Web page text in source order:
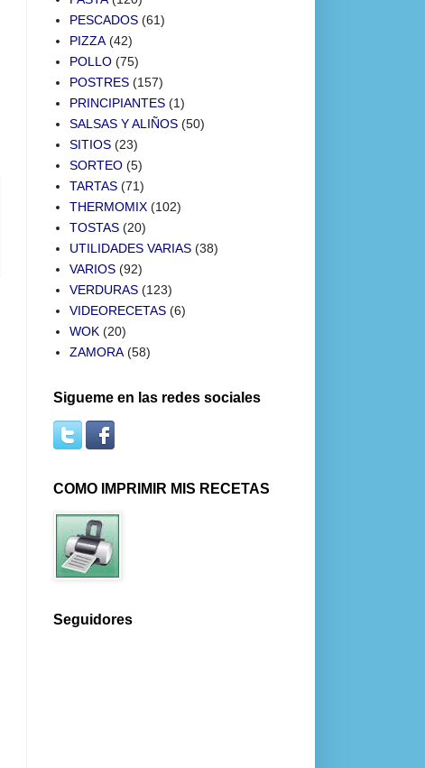
PESCADOS (61)
PIZZA (42)
POLLO (75)
POSTRES (157)
PRINCIPIANTES (1)
SALSAS Y ALIÑOS (50)
SITIOS (23)
SORTEO (5)
TARTAS (71)
THERMOMIX (102)
TOSTAS (20)
UTILIDADES VARIAS (38)
VARIOS (92)
VERDURAS (123)
VIDEORECETAS (6)
WOK (20)
ZAMORA (58)
Sigueme en las redes sociales
COMO IMPRIMIR MIS RECETAS
Seguidores